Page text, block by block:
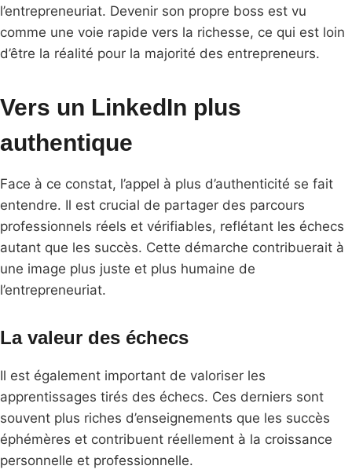
l’entrepreneuriat. Devenir son propre boss est vu
comme une voie rapide vers la richesse, ce qui est loin
d’être la réalité pour la majorité des entrepreneurs.
Vers un LinkedIn plus
authentique
Face à ce constat, l’appel à plus d’authenticité se fait
entendre. Il est crucial de partager des parcours
professionnels réels et vérifiables, reflétant les échecs
autant que les succès. Cette démarche contribuerait à
une image plus juste et plus humaine de
l’entrepreneuriat.
La valeur des échecs
Il est également important de valoriser les
apprentissages tirés des échecs. Ces derniers sont
souvent plus riches d’enseignements que les succès
éphémères et contribuent réellement à la croissance
personnelle et professionnelle.